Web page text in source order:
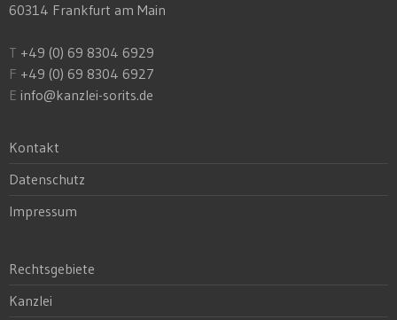
60314 Frankfurt am Main
T +49 (0) 69 8304 6929
F +49 (0) 69 8304 6927
E info@kanzlei-sorits.de
Kontakt
Datenschutz
Impressum
Rechtsgebiete
Kanzlei